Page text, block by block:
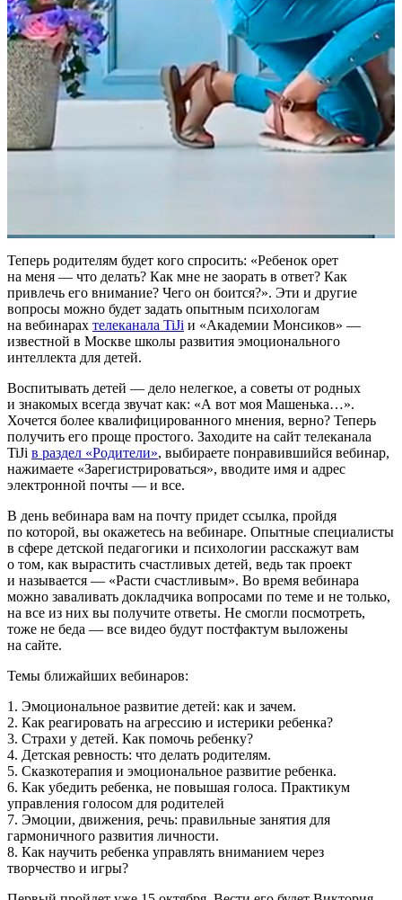
Теперь родителям будет кого спросить: «Ребенок орет
на меня — что делать? Как мне не заорать в ответ? Как
привлечь его внимание? Чего он боится?». Эти и другие
вопросы можно будет задать опытным психологам
на вебинарах телеканала TiJi и «Академии Монсиков» —
известной в Москве школы развития эмоционального
интеллекта для детей.
Воспитывать детей — дело нелегкое, а советы от родных
и знакомых всегда звучат как: «А вот моя Машенька…».
Хочется более квалифицированного мнения, верно? Теперь
получить его проще простого. Заходите на сайт телеканала
TiJi в раздел «Родители», выбираете понравившийся вебинар,
нажимаете «Зарегистрироваться», вводите имя и адрес
электронной почты — и все.
В день вебинара вам на почту придет ссылка, пройдя
по которой, вы окажетесь на вебинаре. Опытные специалисты
в сфере детской педагогики и психологии расскажут вам
о том, как вырастить счастливых детей, ведь так проект
и называется — «Расти счастливым». Во время вебинара
можно заваливать докладчика вопросами по теме и не только,
на все из них вы получите ответы. Не смогли посмотреть,
тоже не беда — все видео будут постфактум выложены
на сайте.
Темы ближайших вебинаров:
1. Эмоциональное развитие детей: как и зачем.
2. Как реагировать на агрессию и истерики ребенка?
3. Страхи у детей. Как помочь ребенку?
4. Детская ревность: что делать родителям.
5. Сказкотерапия и эмоциональное развитие ребенка.
6. Как убедить ребенка, не повышая голоса. Практикум
управления голосом для родителей
7. Эмоции, движения, речь: правильные занятия для
гармоничного развития личности.
8. Как научить ребенка управлять вниманием через
творчество и игры?